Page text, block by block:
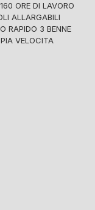
ORE DI LAVORO
ALLARGABILI
RAPIDO 3 BENNE
VELOCITA